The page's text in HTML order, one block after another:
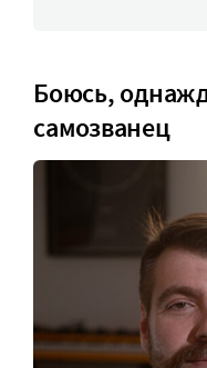
Боюсь,
самозванец